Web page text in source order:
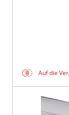
Auf die